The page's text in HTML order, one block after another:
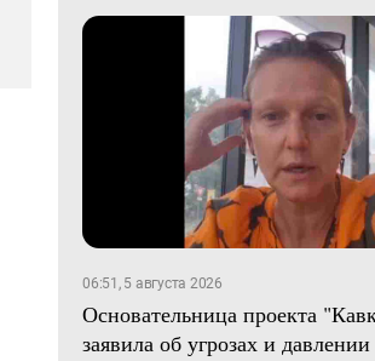
06:51, 5 августа 2026
Основательница проекта
заявила об угрозах и давлении